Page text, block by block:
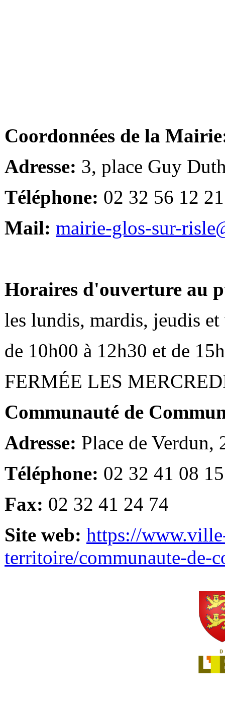
Coordonnées de la
Adresse: 3, place Guy
Téléphone: 02 32 56 12 21
Mail: mairie-glos-sur-
Horaires d'ouverture au
les lundis, mardis, jeudis et
de 10h00 à 12h30 et de
FERMÉE LES
Communauté de
Adresse: Place de Verdun,
Téléphone: 02 32 41 08 15
Fax: 02 32 41 24 74
Site web: https://
territoire/communaute-de-